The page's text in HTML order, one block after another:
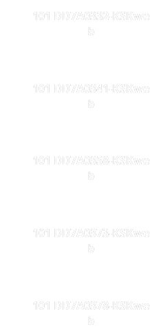
101 DD7A0332-KSKwe
b
101 DD7A0341-KSKwe
b
101 DD7A0358-KSKwe
b
101 DD7A0373-KSKwe
b
101 DD7A0378-KSKwe
b